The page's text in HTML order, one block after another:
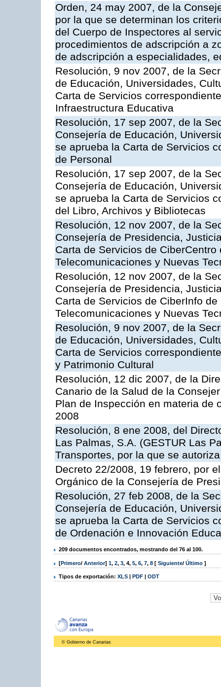
Orden, 24 may 2007, de la
por la que se determinan los
del Cuerpo de Inspectores al
procedimientos de adscripción a
de adscripción a especialidades,
Resolución, 9 nov 2007, de la
de Educación, Universidades,
Carta de Servicios
Infraestructura Educativa
Resolución, 17 sep 2007, de la
Consejería de Educación,
se aprueba la Carta de Servicios
de Personal
Resolución, 17 sep 2007, de la
Consejería de Educación,
se aprueba la Carta de Servicios
del Libro, Archivos y Bibliotecas
Resolución, 12 nov 2007, de la
Consejería de Presidencia,
Carta de Servicios de
Telecomunicaciones y Nuevas
Resolución, 12 nov 2007, de la
Consejería de Presidencia,
Carta de Servicios de CiberInfo
Telecomunicaciones y Nuevas
Resolución, 9 nov 2007, de la
de Educación, Universidades,
Carta de Servicios
y Patrimonio Cultural
Resolución, 12 dic 2007, de la
Canario de la Salud de la
Plan de Inspección en materia de
2008
Resolución, 8 ene 2008, del
Las Palmas, S.A. (GESTUR Las
Transportes, por la que se
Decreto 22/2008, 19 febrero, por
Orgánico de la Consejería de
Resolución, 27 feb 2008, de la
Consejería de Educación,
se aprueba la Carta de Servicios
de Ordenación e Innovación
209 documentos encontrados, mostrando del 76 al 100.
[Primero/ Anterior] 1, 2, 3, 4, 5, 6, 7, 8 [ Siguiente/ Último ]
Tipos de exportación: XLS | PDF | ODT
© Gobierno de Canarias